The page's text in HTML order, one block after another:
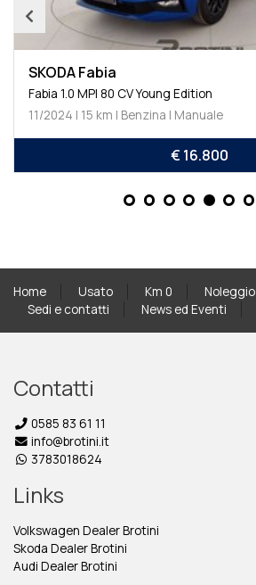
SKODA Fabia
Fabia 1.0 MPI 80 CV Young Edition
11/2024 | 15 km | Benzina | Manuale
€ 16.800
Home Usato Km 0 Noleggio
Sedi e contatti
News ed Eventi
Contatti
0585 83 61 11
info@brotini.it
3783018624
Links
Volkswagen Dealer Brotini
Skoda Dealer Brotini
Audi Dealer Brotini